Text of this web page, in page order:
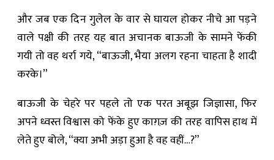
और जब एक दिन गुलेल के वार से घायल होकर नीचे आ पड़ने
वाले पक्षी की तरह यह बात अचानक बाऊजी के सामने फेंकी
गयी तो वह थर्रा गये, “बाऊजी, भैया अलग रहना चाहता है शादी
करके।”
बाऊजी के चेहरे पर पहले तो एक परत अबूझ जिज्ञासा, फिर
अपने ध्वस्त विश्वास को फेंके हुए काग़ज़ की तरह वापिस हाथ में
लेते हुए बोले, “क्या अभी अड़ा हुआ है वह वहीं…?”